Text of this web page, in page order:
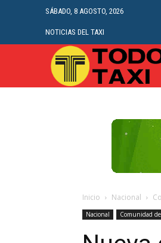
SÁBADO, 8 AGOSTO, 2026
NOTICIAS DEL TAXI
Inicio Nacional
Nacional Comunidad